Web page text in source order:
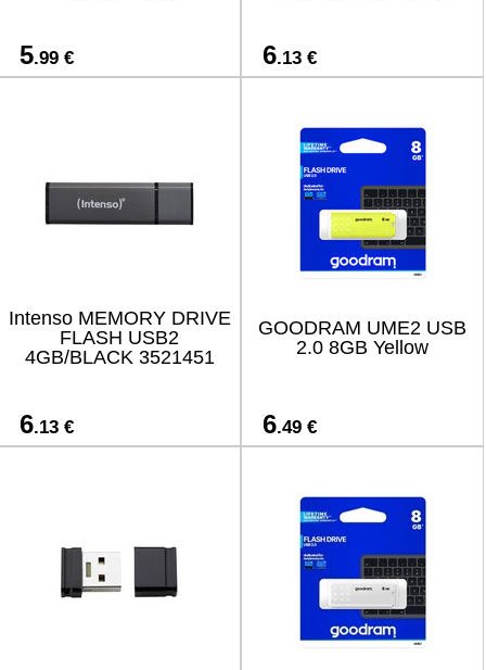
5.99 € 6.13 €
Intenso MEMORY DRIVE
FLASH USB2
4GB/BLACK 3521451
6.13 €
GOODRAM UME2 USB
2.0 8GB Yellow
6.49 €